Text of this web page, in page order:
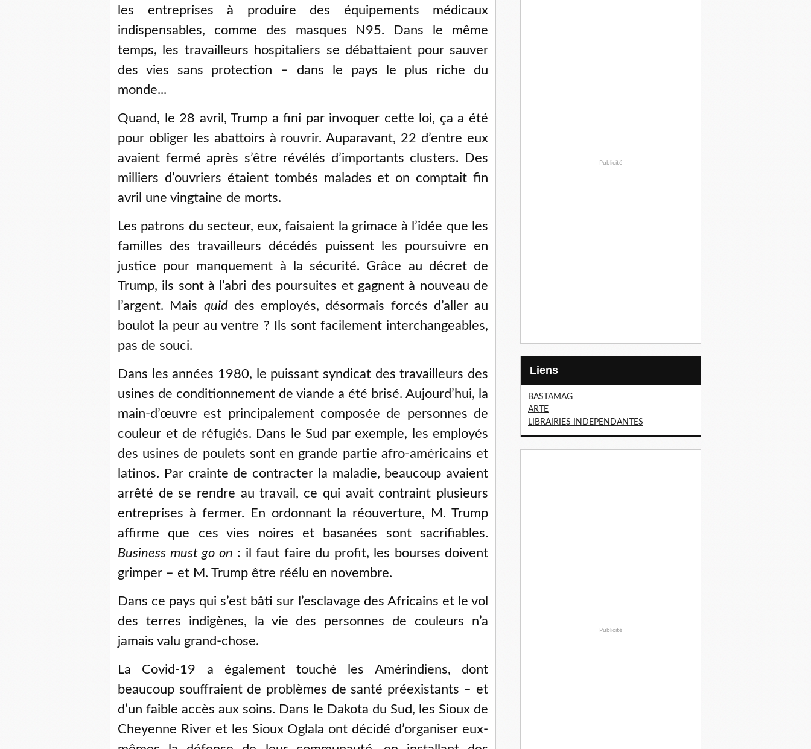
les entreprises à produire des équipements médicaux
indispensables, comme des masques N95. Dans le même
temps, les travailleurs hospitaliers se débattaient pour sauver
des vies sans protection – dans le pays le plus riche du
monde...
Quand, le 28 avril, Trump a fini par invoquer cette loi, ça a été
pour obliger les abattoirs à rouvrir. Auparavant, 22 d’entre eux
avaient fermé après s’être révélés d’importants clusters. Des
milliers d’ouvriers étaient tombés malades et on comptait fin
avril une vingtaine de morts.
Les patrons du secteur, eux, faisaient la grimace à l’idée que les
familles des travailleurs décédés puissent les poursuivre en
justice pour manquement à la sécurité. Grâce au décret de
Trump, ils sont à l’abri des poursuites et gagnent à nouveau de
l’argent. Mais quiddes employés, désormais forcés d’aller au
boulot la peur au ventre ? Ils sont facilement interchangeables,
pas de souci.
Dans les années 1980, le puissant syndicat des travailleurs des
usines de conditionnement de viande a été brisé. Aujourd’hui, la
main-d’œuvre est principalement composée de personnes de
couleur et de réfugiés. Dans le Sud par exemple, les employés
des usines de poulets sont en grande partie afro-américains et
latinos. Par crainte de contracter la maladie, beaucoup avaient
arrêté de se rendre au travail, ce qui avait contraint plusieurs
entreprises à fermer. En ordonnant la réouverture, M. Trump
affirme que ces vies noires et basanées sont sacrifiables.
Business must go on : il faut faire du profit, les bourses doivent
grimper – et M. Trump être réélu en novembre.
Dans ce pays qui s’est bâti sur l’esclavage des Africains et le vol
des terres indigènes, la vie des personnes de couleurs n’a
jamais valu grand-chose.
La Covid-19 a également touché les Amérindiens, dont
beaucoup souffraient de problèmes de santé préexistants – et
d’un faible accès aux soins. Dans le Dakota du Sud, les Sioux de
Cheyenne River et les Sioux Oglala ont décidé d’organiser eux-
Publicité
Liens
BASTAMAG
ARTE
LIBRAIRIES INDEPENDANTES
Publicité